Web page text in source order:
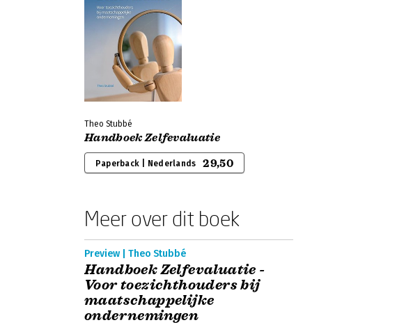
Theo Stubbé
Handboek Zelfevaluatie
Paperback | Nederlands 29,50
Meer over dit boek
Preview | Theo Stubbé
Handboek Zelfevaluatie -
Voor toezichthouders bij
maatschappelijke
ondernemingen